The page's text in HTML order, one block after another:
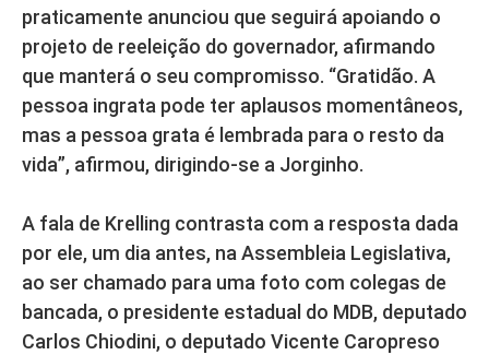
praticamente anunciou que seguirá apoiando o
projeto de reeleição do governador, afirmando
que manterá o seu compromisso. “Gratidão. A
pessoa ingrata pode ter aplausos momentâneos,
mas a pessoa grata é lembrada para o resto da
vida”, afirmou, dirigindo-se a Jorginho.
A fala de Krelling contrasta com a resposta dada
por ele, um dia antes, na Assembleia Legislativa,
ao ser chamado para uma foto com colegas de
bancada, o presidente estadual do MDB, deputado
Carlos Chiodini, o deputado Vicente Caropreso